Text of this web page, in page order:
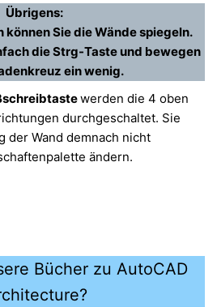
Übrigens:
können Sie die Wände spiegeln.
die Strg-Taste und bewegen
ein wenig.
werden die 4 oben
durchgeschaltet. Sie
der Wand demnach nicht
ändern.
Bücher zu AutoCAD